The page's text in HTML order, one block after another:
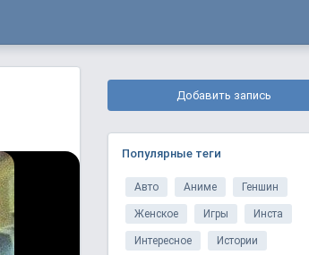
Добавить запись
Популярные теги
Авто Аниме Геншин
Женское Игры Инста
Интересное Истории